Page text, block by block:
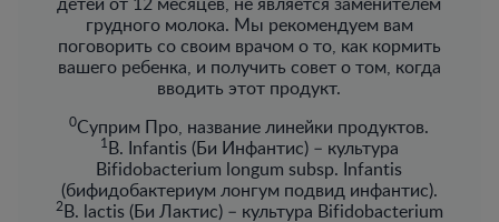
грудного молока. Мы рекомендуем вам
поговорить со своим врачом о то, как кормить
вашего ребенка, и получить совет о том, когда
вводить этот продукт.​
0Суприм Про, название линейки продуктов.
1B. Infantis (Би Инфантис) – культура
Bifidobacterium longum subsp. Infantis
(бифидобактериум лонгум подвид инфантис).
2B. lactis (Би Лактис) – культура Bifidobacterium